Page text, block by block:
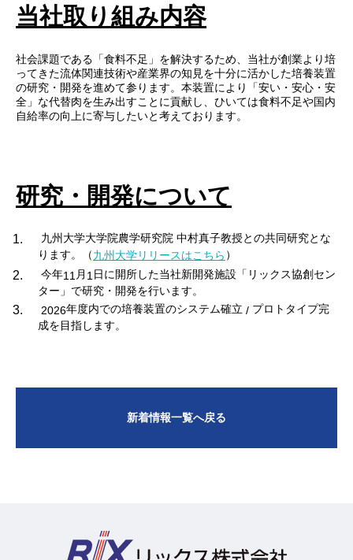
当社取り組み内容
社会課題である「食料不足」を解決するため、当社が創業より培
ってきた流体関連技術や産業界の知見を十分に活かした培養装置
の研究・開発を進めて参ります。本装置により「安い・安心・安
全」な代替肉を生み出すことに貢献し、ひいては食料不足や国内
自給率の向上に寄与したいと考えております。
研究・開発について
九州大学大学院農学研究院 中村真子教授との共同研究とな
ります。（九州大学リリースはこちら ）
今年11 月 1 日に開所した当社新開発施設「リックス協創セン
ター」で研究・開発を行います。
2026年度内での培養装置のシステム確立 / プロトタイプ完
成を目指します。
新着情報一覧へ戻る